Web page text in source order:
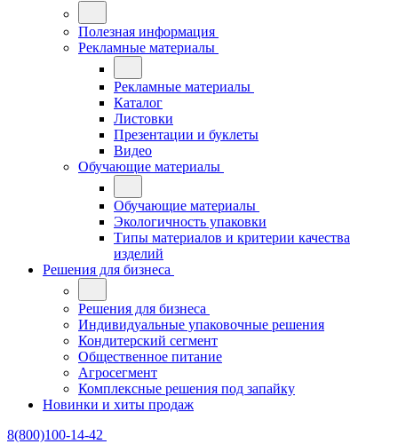
Полезная информация
Рекламные материалы
Рекламные материалы
Каталог
Листовки
Презентации и буклеты
Видео
Обучающие материалы
Обучающие материалы
Экологичность упаковки
Типы материалов и критерии качества
изделий
Решения для бизнеса
Решения для бизнеса
Индивидуальные упаковочные решения
Кондитерский сегмент
Общественное питание
Агросегмент
Комплексные решения под запайку
Новинки и хиты продаж
8(800)100-14-42